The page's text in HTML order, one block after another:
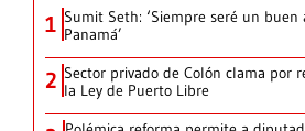
1 Sumit Seth: ‘Siempre seré un buen
Panamá’
2 Sector privado de Colón clama por
la Ley de Puerto Libre